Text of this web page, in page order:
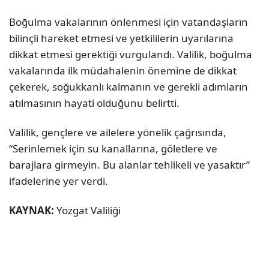
Boğulma vakalarının önlenmesi için vatandaşların
bilinçli hareket etmesi ve yetkililerin uyarılarına
dikkat etmesi gerektiği vurgulandı. Valilik, boğulma
vakalarında ilk müdahalenin önemine de dikkat
çekerek, soğukkanlı kalmanın ve gerekli adımların
atılmasının hayati olduğunu belirtti.
Valilik, gençlere ve ailelere yönelik çağrısında,
“Serinlemek için su kanallarına, göletlere ve
barajlara girmeyin. Bu alanlar tehlikeli ve yasaktır”
ifadelerine yer verdi.
KAYNAK: Yozgat Valiliği